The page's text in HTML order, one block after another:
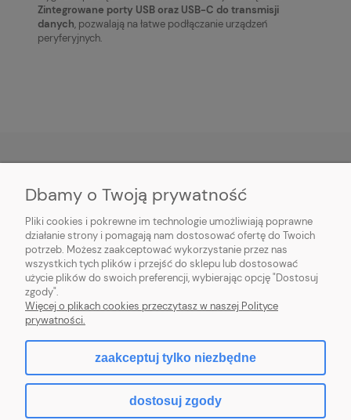
Zintegrowane porty USB oraz USB-C do transmisji
danych, pozwalają na łatwe podłączanie urządzeń
peryferyjnych.
O NAS
INFORMACJE
PŁATNOŚCI I DOSTAWA
POMOC
MOJE KONTO
2026 © komputerydlafirm.pl - wszystkie prawa zastrzeżone.
Dbamy o Twoją prywatność
Pliki cookies i pokrewne im technologie umożliwiają poprawne
działanie strony i pomagają nam dostosować ofertę do Twoich
potrzeb. Możesz zaakceptować wykorzystanie przez nas
wszystkich tych plików i przejść do sklepu lub dostosować
użycie plików do swoich preferencji, wybierając opcję "Dostosuj
zgody".
Więcej o plikach cookies przeczytasz w naszej Polityce
prywatności.
zaakceptuj tylko niezbędne
dostosuj zgody